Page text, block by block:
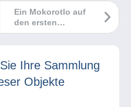
Ein Mokorotlo auf
den ersten
Münzen Lesothos!
Ihre Sammlung
Objekte